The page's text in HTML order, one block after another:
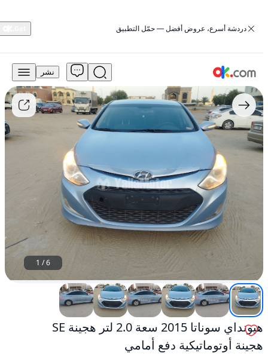
‏دردشة أسرع، عروض أفضل — حمّل التطبيق
18,000
درهم
للبيع
هيونداي
سوناتا
2015
سعة
هجينة
أوتوماتيكية
دفع
نشر
1 /6
هيونداي سوناتا 2015 سعة 2.0 لتر هجينة SE
هجينة أوتوماتيكية دفع أمامي